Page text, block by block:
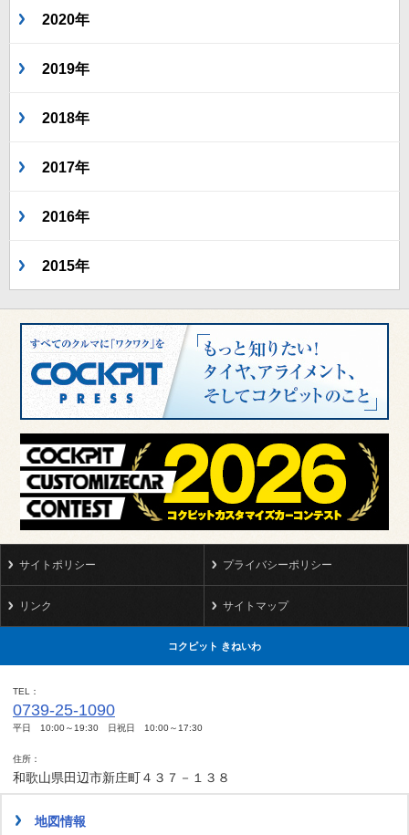
2020年
2019年
2018年
2017年
2016年
2015年
サイトポリシー プライバシーポリシー
リンク サイトマップ
コクピット きねいわ
TEL
0739-25-1090
平日 10:00～19:30 日祝日 10:00～17:30
住所
和歌山県田辺市新庄町４３７－１３８
地図情報